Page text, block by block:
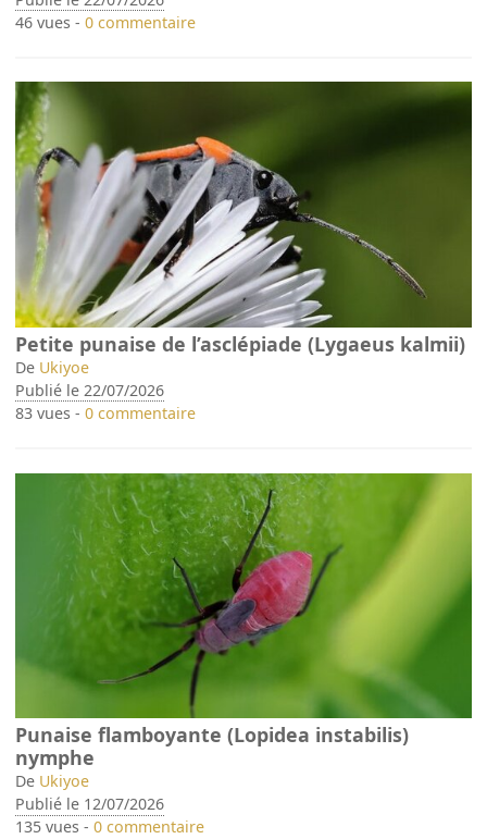
46 vues -0 commentaire
Petite punaise de l’asclépiade (Lygaeus kalmii)
De Ukiyoe
Publié le 22/07/2026
83 vues -0 commentaire
Punaise flamboyante (Lopidea instabilis)
nymphe
De Ukiyoe
Publié le 12/07/2026
135 vues -0 commentaire